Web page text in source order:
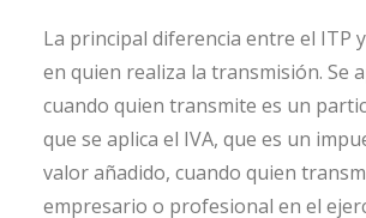
La principal diferencia entre el ITP
en quien realiza la transmisión. Se
cuando quien transmite es un
que se aplica el IVA, que es un
valor añadido, cuando quien
empresario o profesional en el